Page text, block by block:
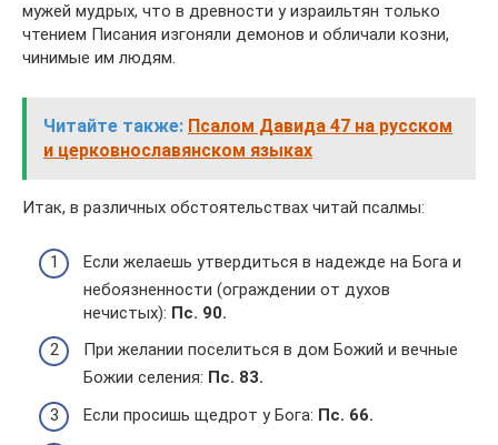
мужей мудрых, что в древности у израильтян только
чтением Писания изгоняли демонов и обличали козни,
чинимые им людям.
Читайте также: Псалом Давида 47 на русском
и церковнославянском языках
Итак, в различных обстоятельствах читай псалмы:
Если желаешь утвердиться в надежде на Бога и
небоязненности (ограждении от духов
нечистых): Пс. 90.
При желании поселиться в дом Божий и вечные
Божии селения: Пс. 83.
Если просишь щедрот у Бога: Пс. 66.